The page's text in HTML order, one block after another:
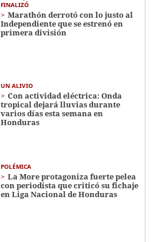
FINALIZÓ
Marathón derrotó con lo justo al
Independiente que se estrenó en
primera división
UN ALIVIO
Con actividad eléctrica: Onda
tropical dejará lluvias durante
varios días esta semana en
Honduras
POLÉMICA
La More protagoniza fuerte pelea
con periodista que criticó su fichaje
en Liga Nacional de Honduras